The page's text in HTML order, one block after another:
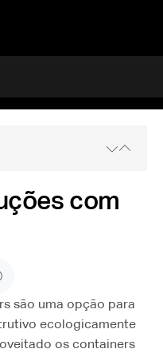
com
são uma opção para
ecologicamente
os containers